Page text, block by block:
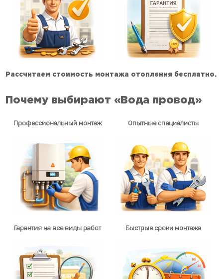
Рассчитаем стоимость монтажа отопления бесплатно.
Почему выбирают «Вода провод»
Профессиональный монтаж Опытные специалисты
Гарантия на все виды работ Быстрые сроки монтажа